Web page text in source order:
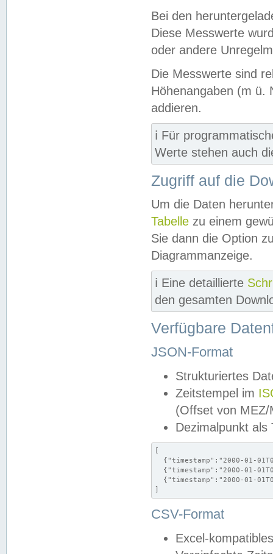
Bei den
Diese Messwerte
oder andere
Die Messwerte sind
Höhenangaben (m ü.
addieren.
ℹ️ Für
Werte stehen auch
Zugriff auf die
Um die Daten
Tabelle zu einem
Sie dann die Option
Diagrammanzeige.
ℹ️ Eine detaillierte
den gesamten
Verfügbare
JSON-Format
Strukturiertes
Zeitstempel im
(Offset von MEZ/
Dezimalpunkt als
[
{"timestamp":"2000-01-
{"timestamp":"2000-01-
{"timestamp":"2000-01-
]
CSV-Format
Excel-